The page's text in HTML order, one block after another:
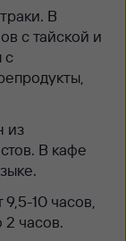
В
с тайской и
с
из
В кафе
10 часов,
2 часов.